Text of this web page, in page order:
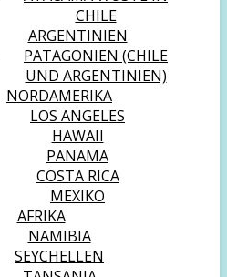
CHILE
ARGENTINIEN
PATAGONIEN (CHILE
UND ARGENTINIEN)
NORDAMERIKA
LOS ANGELES
HAWAII
PANAMA
COSTA RICA
MEXIKO
AFRIKA
NAMIBIA
SEYCHELLEN